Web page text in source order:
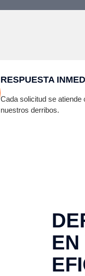
RESPUESTA
Cada solicitud se
nuestros derribos.